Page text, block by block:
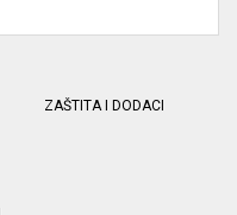
ZAŠTITA I DODACI